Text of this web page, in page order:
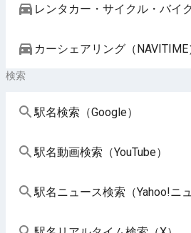
レンタカー・サイクル・バイ
カーシェアリング（NAVITIME
検索
駅名検索（Google）
駅名動画検索（YouTube）
駅名ニュース検索（Yahoo!ニュ